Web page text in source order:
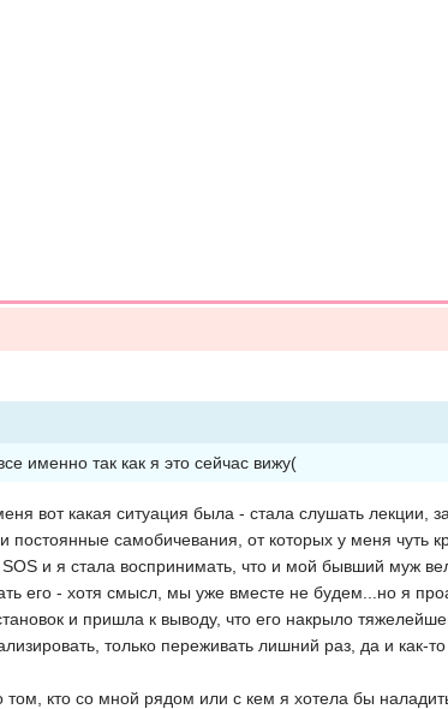
именно так как я это сейчас вижу(
вот какая ситуация была - стала слушать лекции,
самобичевания, от которых у меня чуть
и я стала воспринимать, что и мой бывший муж
его - хотя смысл, мы уже вместе не будем...но я
и пришла к выводу, что его накрыло
только переживать лишний раз, да и как-
кто со мной рядом или с кем я хотела бы